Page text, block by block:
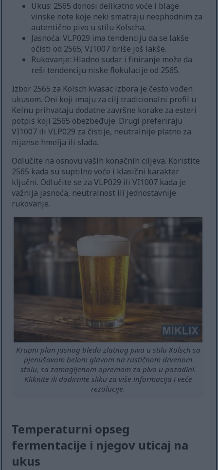
Ukus: 2565 donosi delikatno voće i blage
vinske note koje neki smatraju neophodnim za
autentično pivo u stilu Kolscha.
Jasnoća: VLP029 ima tendenciju da se lakše
očisti od 2565; VI1007 briše još lakše.
Rukovanje: Hladno sudar i finiranje može da
reši tendenciju niske flokulacije od 2565.
Izbor 2565 za Kolsch kvasac izbora je često vođen
ukusom. Oni koji imaju za cilj tradicionalni profil u
Kelnu prihvataju dodatne završne korake za esteri
potpis koji 2565 obezbeđuje. Drugi preferiraju
VI1007 ili VLP029 za čistije, neutralnije platno za
nijanse hmelja ili slada.
Odlučite na osnovu vaših konačnih ciljeva. Koristite
2565 kada su suptilno voće i klasični karakter
ključni. Odlučite se za VLP029 ili VI1007 kada je
važnija jasnoća, neutralnost ili jednostavnije
rukovanje.
Krupni plan jasnog bledo zlatnog piva u stilu Kolsch sa
pjenušavom belom glavom na rustičnom drvenom
stolu, sa zamagljenom opremom za pivo u pozadini.
Kliknite ili dodirnite sliku za više informacija i veće
rezolucije.
Temperaturni opseg
fermentacije i njegov uticaj na
ukus